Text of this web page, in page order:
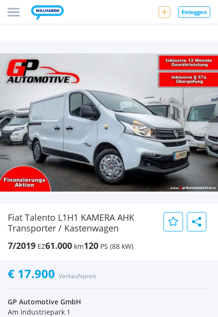
Einloggen
Fiat Talento L1H1 KAMERA AHK
Transporter / Kastenwagen
7/2019 EZ61.000 km120 PS (88 kW)
€ 17.900 Verkaufspreis
GP Automotive GmbH
Am Industriepark 1